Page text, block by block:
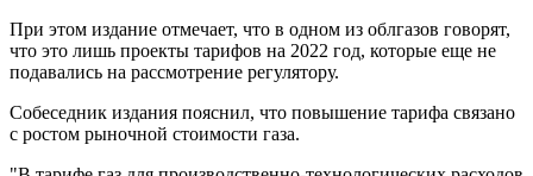
При этом издание отмечает, что в одном из облгазов говорят,
что это лишь проекты тарифов на 2022 год, которые еще не
подавались на рассмотрение регулятору.
Собеседник издания пояснил, что повышение тарифа связано
с ростом рыночной стоимости газа.